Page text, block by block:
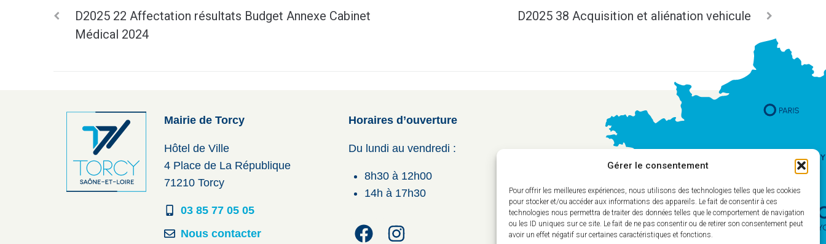
Gérer le consentement
Pour offrir les meilleures expériences, nous utilisons des technologies telles que les cookies
pour stocker et/ou accéder aux informations des appareils. Le fait de consentir à ces
technologies nous permettra de traiter des données telles que le comportement de navigation
ou les ID uniques sur ce site. Le fait de ne pas consentir ou de retirer son consentement peut
avoir un effet négatif sur certaines caractéristiques et fonctions.
D2025 22 Affectation résultats Budget Annexe Cabinet
Médical 2024
D2025 38 Acquisition et aliénation vehicule
Mairie de Torcy
Hôtel de Ville
4 Place de La République
71210 Torcy
03 85 77 05 05
Nous contacter
Horaires d’ouverture
Du lundi au vendredi :
8h30 à 12h00
14h à 17h30